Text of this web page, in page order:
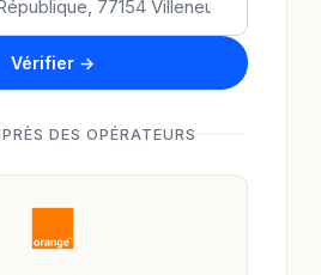
Vérifier →
DES OPÉRATEURS